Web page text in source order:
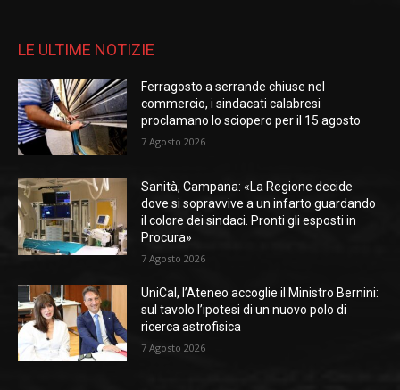
LE ULTIME NOTIZIE
Ferragosto a serrande chiuse nel
commercio, i sindacati calabresi
proclamano lo sciopero per il 15 agosto
7 Agosto 2026
Sanità, Campana: «La Regione decide
dove si sopravvive a un infarto guardando
il colore dei sindaci. Pronti gli esposti in
Procura»
7 Agosto 2026
UniCal, l’Ateneo accoglie il Ministro Bernini:
sul tavolo l’ipotesi di un nuovo polo di
ricerca astrofisica
7 Agosto 2026